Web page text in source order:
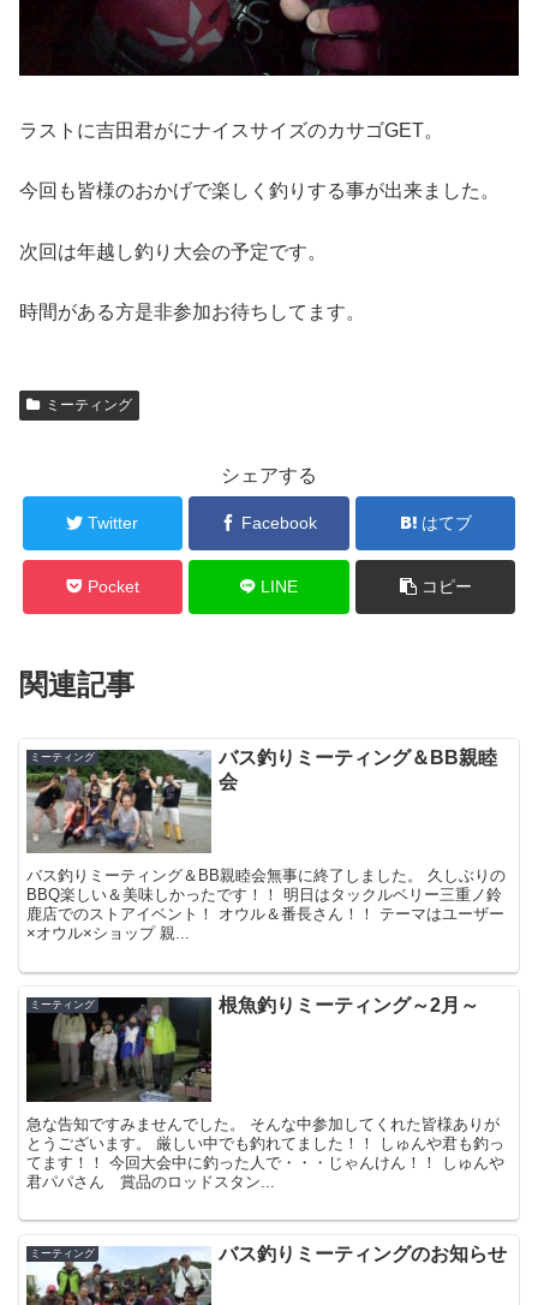
ラストに吉田君がにナイスサイズのカサゴGET。
今回も皆様のおかげで楽しく釣りする事が出来ました。
次回は年越し釣り大会の予定です。
時間がある方是非参加お待ちしてます。
ミーティング
シェアする
Twitter Facebook はてブ
Pocket LINE コピー
関連記事
ミーティング
バス釣りミーティング＆BB親睦
会
バス釣りミーティング＆BB親睦会無事に終了しました。 久しぶりの
BBQ楽しい＆美味しかったです！！ 明日はタックルベリー三重ノ鈴
鹿店でのストアイベント！ オウル＆番長さん！！ テーマはユーザー
×オウル×ショップ 親...
ミーティング 根魚釣りミーティング～2月～
急な告知ですみませんでした。 そんな中参加してくれた皆様ありが
とうございます。 厳しい中でも釣れてました！！ しゅんや君も釣っ
てます！！ 今回大会中に釣った人で・・・じゃんけん！！ しゅんや
君パパさん 賞品のロッドスタン...
ミーティング バス釣りミーティングのお知らせ